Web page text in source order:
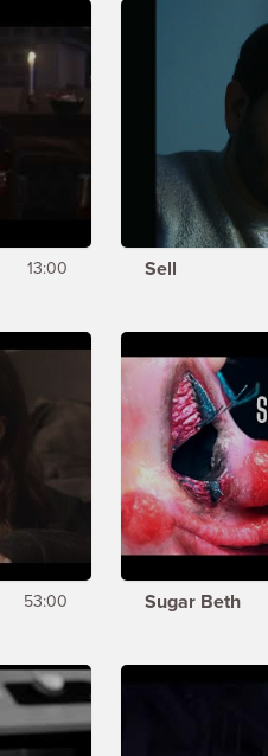
13:00 Sell
53:00 Sugar Beth